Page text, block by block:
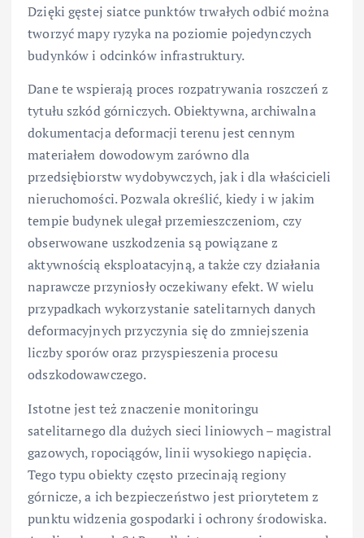
Dzięki gęstej siatce punktów trwałych odbić można
tworzyć mapy ryzyka na poziomie pojedynczych
budynków i odcinków infrastruktury.
Dane te wspierają proces rozpatrywania roszczeń z
tytułu szkód górniczych. Obiektywna, archiwalna
dokumentacja deformacji terenu jest cennym
materiałem dowodowym zarówno dla
przedsiębiorstw wydobywczych, jak i dla właścicieli
nieruchomości. Pozwala określić, kiedy i w jakim
tempie budynek ulegał przemieszczeniom, czy
obserwowane uszkodzenia są powiązane z
aktywnością eksploatacyjną, a także czy działania
naprawcze przyniosły oczekiwany efekt. W wielu
przypadkach wykorzystanie satelitarnych danych
deformacyjnych przyczynia się do zmniejszenia
liczby sporów oraz przyspieszenia procesu
odszkodowawczego.
Istotne jest też znaczenie monitoringu
satelitarnego dla dużych sieci liniowych – magistral
gazowych, ropociągów, linii wysokiego napięcia.
Tego typu obiekty często przecinają regiony
górnicze, a ich bezpieczeństwo jest priorytetem z
punktu widzenia gospodarki i ochrony środowiska.